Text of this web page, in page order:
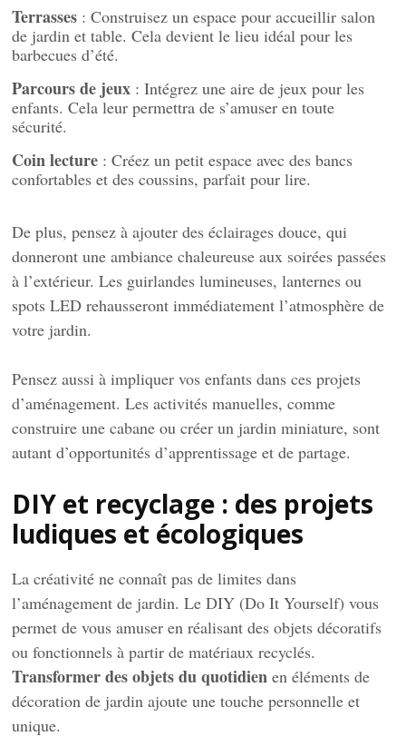
Terrasses : Construisez un espace pour accueillir salon
de jardin et table. Cela devient le lieu idéal pour les
barbecues d’été.
Parcours de jeux : Intégrez une aire de jeux pour les
enfants. Cela leur permettra de s’amuser en toute
sécurité.
Coin lecture : Créez un petit espace avec des bancs
confortables et des coussins, parfait pour lire.
De plus, pensez à ajouter des éclairages douce, qui
donneront une ambiance chaleureuse aux soirées passées
à l’extérieur. Les guirlandes lumineuses, lanternes ou
spots LED rehausseront immédiatement l’atmosphère de
votre jardin.
Pensez aussi à impliquer vos enfants dans ces projets
d’aménagement. Les activités manuelles, comme
construire une cabane ou créer un jardin miniature, sont
autant d’opportunités d’apprentissage et de partage.
DIY et recyclage : des projets
ludiques et écologiques
La créativité ne connaît pas de limites dans
l’aménagement de jardin. Le DIY (Do It Yourself) vous
permet de vous amuser en réalisant des objets décoratifs
ou fonctionnels à partir de matériaux recyclés.
Transformer des objets du quotidien en éléments de
décoration de jardin ajoute une touche personnelle et
unique.